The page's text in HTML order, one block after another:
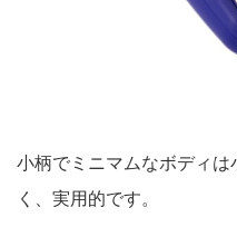
小柄でミニマムなボディ
く、実用的です。